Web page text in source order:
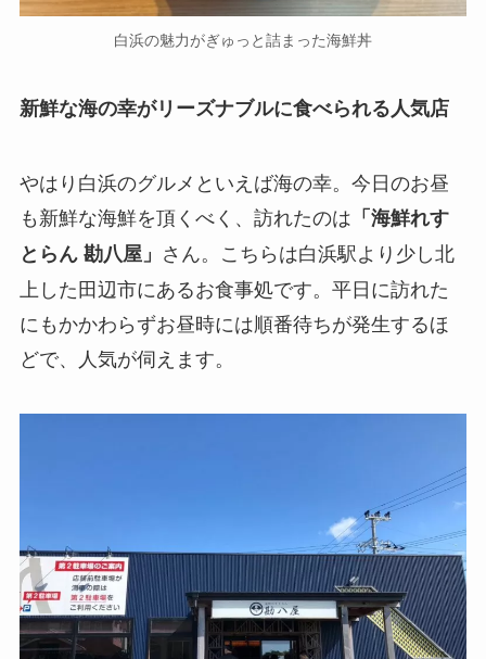
白浜の魅力がぎゅっと詰まった海鮮丼
新鮮な海の幸がリーズナブルに食べられる人気店
やはり白浜のグルメといえば海の幸。今日のお昼
も新鮮な海鮮を頂くべく、訪れたのは 「海鮮れす
とらん 勘八屋」 さん。こちらは白浜駅より少し北
上した田辺市にあるお食事処です。平日に訪れた
にもかかわらずお昼時には順番待ちが発生するほ
どで、人気が伺えます。